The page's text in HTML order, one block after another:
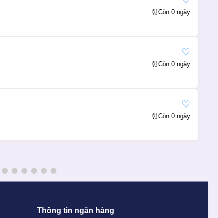
⏰Còn 0 ngày
♡
⏰Còn 0 ngày
♡
⏰Còn 0 ngày
Thông tin ngân hàng